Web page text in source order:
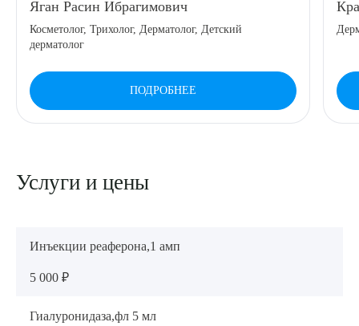
Яган Расин Ибрагимович
Косметолог, Трихолог, Дерматолог, Детский
дерматолог
ПОДРОБНЕЕ
Услуги и цены
Инъекции реаферона,1 амп
5 000 ₽
Гиалуронидаза,фл 5 мл
ОТПРАВИТЬ
Выберите сопутствующую услугу